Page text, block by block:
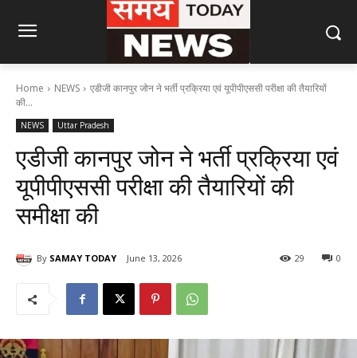
Home NEWS
एडीजी कानपुर जोन ने भर्ती प्रक्रिया एवं यूपीपीएससी परीक्षा की तैयारियों
की...
NEWS Uttar Pradesh
एडीजी कानपुर जोन ने भर्ती प्रक्रिया एवं
यूपीपीएससी परीक्षा की तैयारियों की
समीक्षा की
By SAMAY TODAY June 13, 2026 0
29